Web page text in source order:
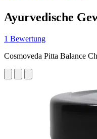
Ayurvedische
1 Bewertung
Cosmoveda Pitta Balance